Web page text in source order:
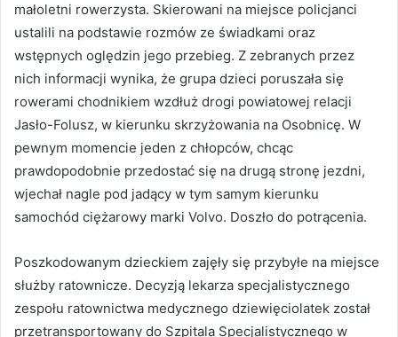
małoletni rowerzysta. Skierowani na miejsce policjanci
ustalili na podstawie rozmów ze świadkami oraz
wstępnych oględzin jego przebieg. Z zebranych przez
nich informacji wynika, że grupa dzieci poruszała się
rowerami chodnikiem wzdłuż drogi powiatowej relacji
Jasło-Folusz, w kierunku skrzyżowania na Osobnicę. W
pewnym momencie jeden z chłopców, chcąc
prawdopodobnie przedostać się na drugą stronę jezdni,
wjechał nagle pod jadący w tym samym kierunku
samochód ciężarowy marki Volvo. Doszło do potrącenia.
Poszkodowanym dzieckiem zajęły się przybyłe na miejsce
służby ratownicze. Decyzją lekarza specjalistycznego
zespołu ratownictwa medycznego dziewięciolatek został
przetransportowany do Szpitala Specjalistycznego w